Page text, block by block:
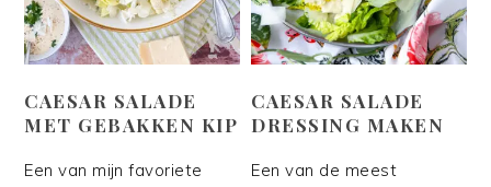
CAESAR SALADE
MET GEBAKKEN KIP
Een van mijn favoriete
CAESAR SALADE
DRESSING MAKEN
Een van de meest